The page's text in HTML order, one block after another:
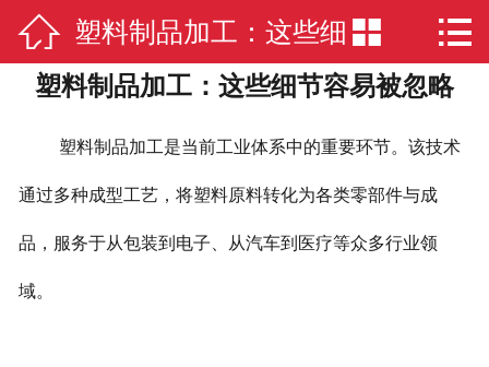
 网站首页
公司简介
公司业务
新闻中心
厂房实景
 塑料制品加工：这些细
节容易被忽略
 
塑料制品加工：这些细节容易被忽略
塑料制品加工是当前工业体系中的重要环节。该技术
通过多种成型工艺，将塑料原料转化为各类零部件与成
品，服务于从包装到电子、从汽车到医疗等众多行业领
域。